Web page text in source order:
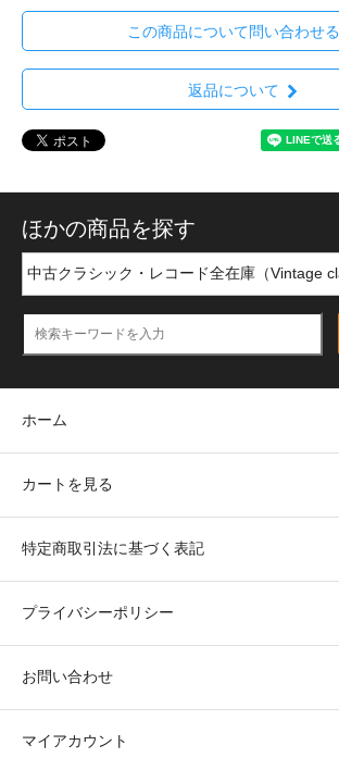
この商品について問い合わせる
返品について
ほかの商品を探す
ホーム
カートを見る
特定商取引法に基づく表記
プライバシーポリシー
お問い合わせ
マイアカウント